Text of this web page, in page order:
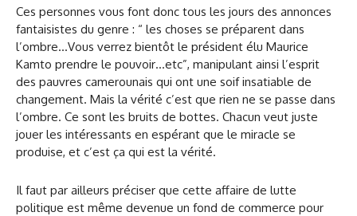
Ces personnes vous font donc tous les jours des annonces
fantaisistes du genre : “ les choses se préparent dans
l’ombre…Vous verrez bientôt le président élu Maurice
Kamto prendre le pouvoir…etc”, manipulant ainsi l’esprit
des pauvres camerounais qui ont une soif insatiable de
changement. Mais la vérité c’est que rien ne se passe dans
l’ombre. Ce sont les bruits de bottes. Chacun veut juste
jouer les intéressants en espérant que le miracle se
produise, et c’est ça qui est la vérité.
Il faut par ailleurs préciser que cette affaire de lutte
politique est même devenue un fond de commerce pour